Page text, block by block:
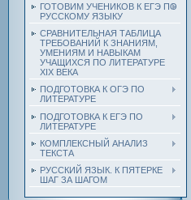
ГОТОВИМ УЧЕНИКОВ К ЕГЭ ПО
РУССКОМУ ЯЗЫКУ
СРАВНИТЕЛЬНАЯ ТАБЛИЦА
ТРЕБОВАНИЙ К ЗНАНИЯМ,
УМЕНИЯМ И НАВЫКАМ
УЧАЩИХСЯ ПО ЛИТЕРАТУРЕ
ХIХ ВЕКА
ПОДГОТОВКА К ОГЭ ПО
ЛИТЕРАТУРЕ
ПОДГОТОВКА К ЕГЭ ПО
ЛИТЕРАТУРЕ
КОМПЛЕКСНЫЙ АНАЛИЗ
ТЕКСТА
РУССКИЙ ЯЗЫК. К ПЯТЕРКЕ
ШАГ ЗА ШАГОМ